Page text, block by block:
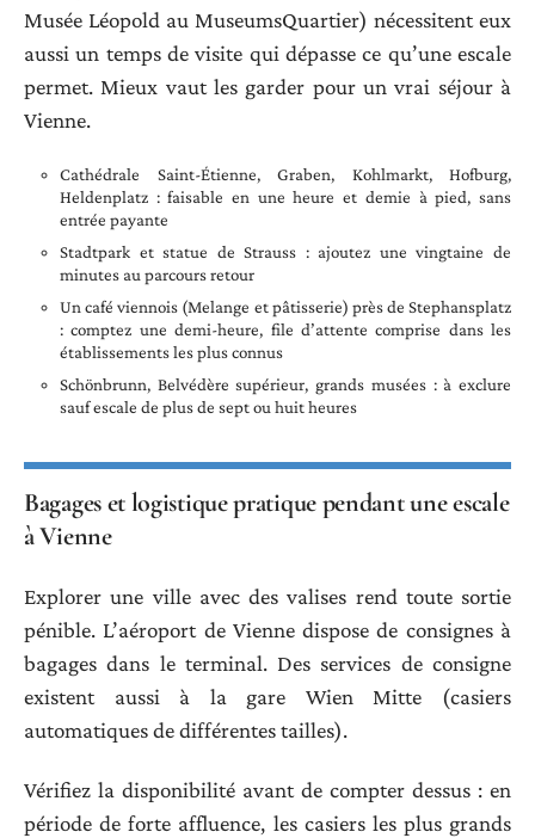
Musée Léopold au MuseumsQuartier) nécessitent eux
aussi un temps de visite qui dépasse ce qu’une escale
permet. Mieux vaut les garder pour un vrai séjour à
Vienne.
Cathédrale Saint-Étienne, Graben, Kohlmarkt, Hofburg,
Heldenplatz : faisable en une heure et demie à pied, sans
entrée payante
Stadtpark et statue de Strauss : ajoutez une vingtaine de
minutes au parcours retour
Un café viennois (Melange et pâtisserie) près de Stephansplatz
: comptez une demi-heure, file d’attente comprise dans les
établissements les plus connus
Schönbrunn, Belvédère supérieur, grands musées : à exclure
sauf escale de plus de sept ou huit heures
Bagages et logistique pratique pendant une escale
à Vienne
Explorer une ville avec des valises rend toute sortie
pénible. L’aéroport de Vienne dispose de consignes à
bagages dans le terminal. Des services de consigne
existent aussi à la gare Wien Mitte (casiers
automatiques de différentes tailles).
Vérifiez la disponibilité avant de compter dessus : en
période de forte affluence, les casiers les plus grands